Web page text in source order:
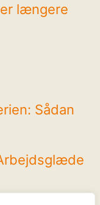
længere
Sådan